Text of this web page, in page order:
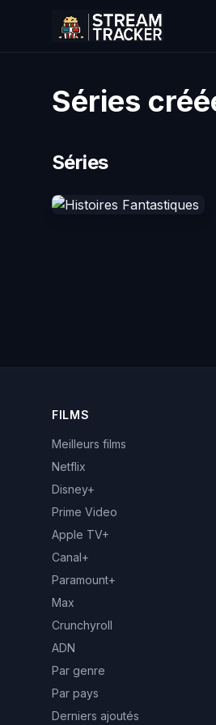
Séries
Séries
FILMS
Meilleurs films
Netflix
Disney+
Prime Video
Apple TV+
Canal+
Paramount+
Max
Crunchyroll
ADN
Par genre
Par pays
Derniers ajoutés